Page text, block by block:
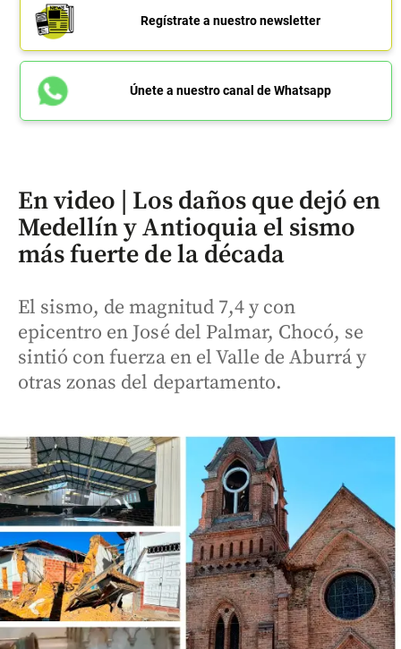
Regístrate a nuestro newsletter
Únete a nuestro canal de Whatsapp
En video | Los daños que dejó en
Medellín y Antioquia el sismo
más fuerte de la década
El sismo, de magnitud 7,4 y con
epicentro en José del Palmar, Chocó, se
sintió con fuerza en el Valle de Aburrá y
otras zonas del departamento.